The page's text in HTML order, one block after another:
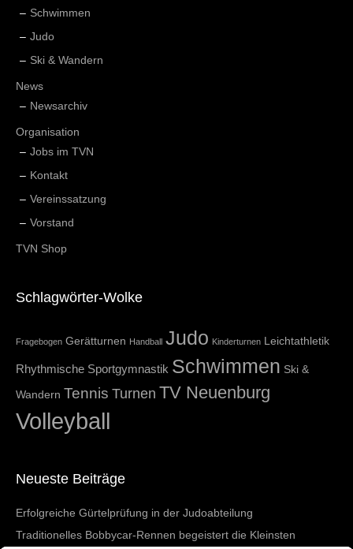
Schwimmen
Judo
Ski & Wandern
News
Newsarchiv
Organisation
Jobs im TVN
Kontakt
Vereinssatzung
Vorstand
TVN Shop
Schlagwörter-Wolke
Fragebogen Gerätturnen Handball Judo Kinderturnen Leichtathletik
Rhythmische Sportgymnastik Schwimmen Ski &
Wandern Tennis Turnen TV Neuenburg
Volleyball
Neueste Beiträge
Erfolgreiche Gürtelprüfung in der Judoabteilung
Traditionelles Bobbycar-Rennen begeistert die Kleinsten